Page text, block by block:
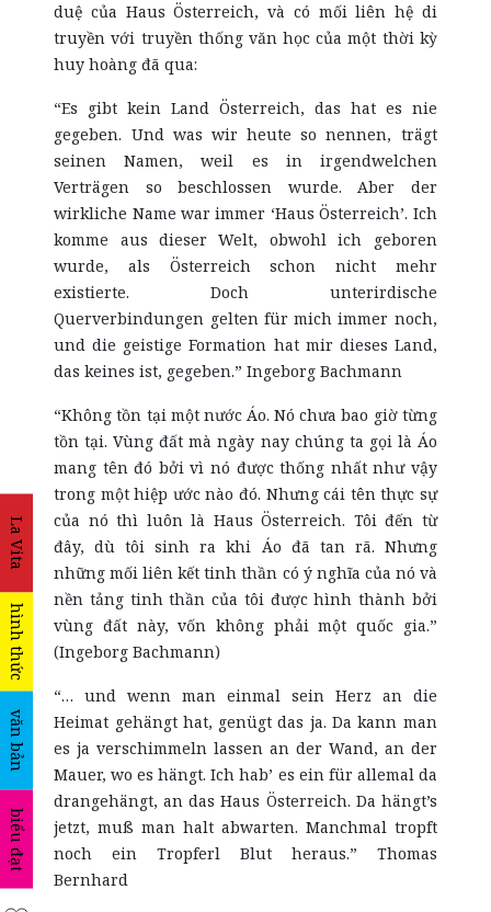
La Vita
hình thức
văn bản
biểu đạt
duệ của Haus Österreich, và có mối liên hệ di
truyền với truyền thống văn học của một thời kỳ
huy hoàng đã qua:
“Es gibt kein Land Österreich, das hat es nie
gegeben. Und was wir heute so nennen, trägt
seinen Namen, weil es in irgendwelchen
Verträgen so beschlossen wurde. Aber der
wirkliche Name war immer ‘Haus Österreich’. Ich
komme aus dieser Welt, obwohl ich geboren
wurde, als Österreich schon nicht mehr
existierte. Doch unterirdische
Querverbindungen gelten für mich immer noch,
und die geistige Formation hat mir dieses Land,
das keines ist, gegeben.” Ingeborg Bachmann
“Không tồn tại một nước Áo. Nó chưa bao giờ từng
tồn tại. Vùng đất mà ngày nay chúng ta gọi là Áo
mang tên đó bởi vì nó được thống nhất như vậy
trong một hiệp ước nào đó. Nhưng cái tên thực sự
của nó thì luôn là Haus Österreich. Tôi đến từ
đây, dù tôi sinh ra khi Áo đã tan rã. Nhưng
những mối liên kết tinh thần có ý nghĩa của nó và
nền tảng tinh thần của tôi được hình thành bởi
vùng đất này, vốn không phải một quốc gia.”
(Ingeborg Bachmann)
“… und wenn man einmal sein Herz an die
Heimat gehängt hat, genügt das ja. Da kann man
es ja verschimmeln lassen an der Wand, an der
Mauer, wo es hängt. Ich hab’ es ein für allemal da
drangehängt, an das Haus Österreich. Da hängt’s
jetzt, muß man halt abwarten. Manchmal tropft
noch ein Tropferl Blut heraus.” Thomas
Bernhard